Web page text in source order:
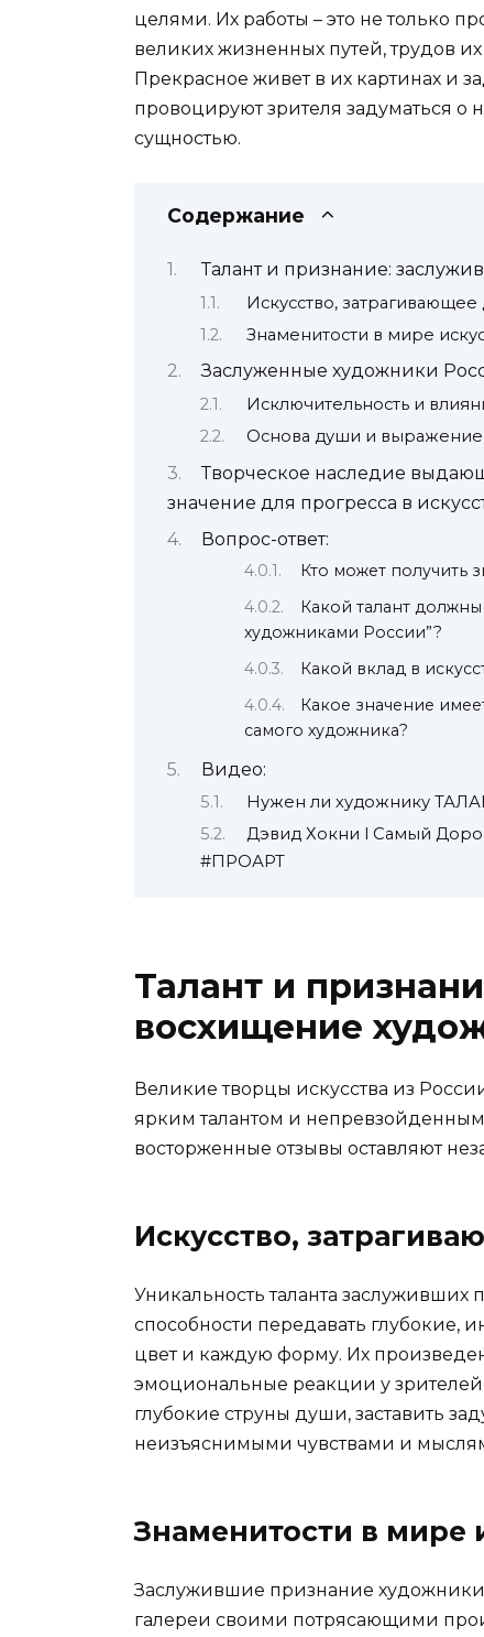
целями. Их работы – это не только
великих жизненных путей, трудов
Прекрасное живет в их картинах и
провоцируют зрителя задуматься о
сущностью.
Содержание
Талант и признание:
Искусство,
Знаменитости в мире
Заслуженные художники
Исключительность и
Основа души и выражение
Творческое наследие
значение для прогресса в
Вопрос-ответ:
Кто может получить
Какой талант
художниками России”?
Какой вклад в
Какое значение
самого художника?
Видео:
Нужен ли художнику
Дэвид Хокни l Самый
#ПРОАРТ​
Талант и
восхищение
Великие творцы искусства из
ярким талантом и
восторженные отзывы оставляют
Искусство,
Уникальность таланта
способности передавать
цвет и каждую форму. Их
эмоциональные реакции у зрителей.
глубокие струны души, заставить
неизъяснимыми чувствами и
Знаменитости в мире
Заслужившие признание
галереи своими потрясающими